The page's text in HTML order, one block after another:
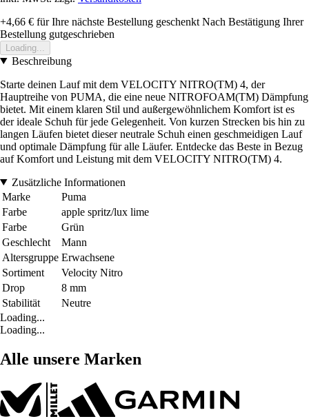
+4,66 € für Ihre nächste Bestellung geschenkt Nach Bestätigung Ihrer
Bestellung gutgeschrieben
Loading...
Beschreibung
Starte deinen Lauf mit dem VELOCITY NITRO(TM) 4, der
Hauptreihe von PUMA, die eine neue NITROFOAM(TM) Dämpfung
bietet. Mit einem klaren Stil und außergewöhnlichem Komfort ist es
der ideale Schuh für jede Gelegenheit. Von kurzen Strecken bis hin zu
langen Läufen bietet dieser neutrale Schuh einen geschmeidigen Lauf
und optimale Dämpfung für alle Läufer. Entdecke das Beste in Bezug
auf Komfort und Leistung mit dem VELOCITY NITRO(TM) 4.
Zusätzliche Informationen
Marke
Puma
Farbe
apple spritz/lux lime
Farbe
Grün
Geschlecht
Mann
Altersgruppe Erwachsene
Sortiment
Velocity Nitro
Drop
8 mm
Stabilität
Neutre
Loading...
Loading...
Alle unsere Marken